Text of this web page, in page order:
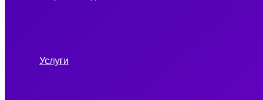
Услуги